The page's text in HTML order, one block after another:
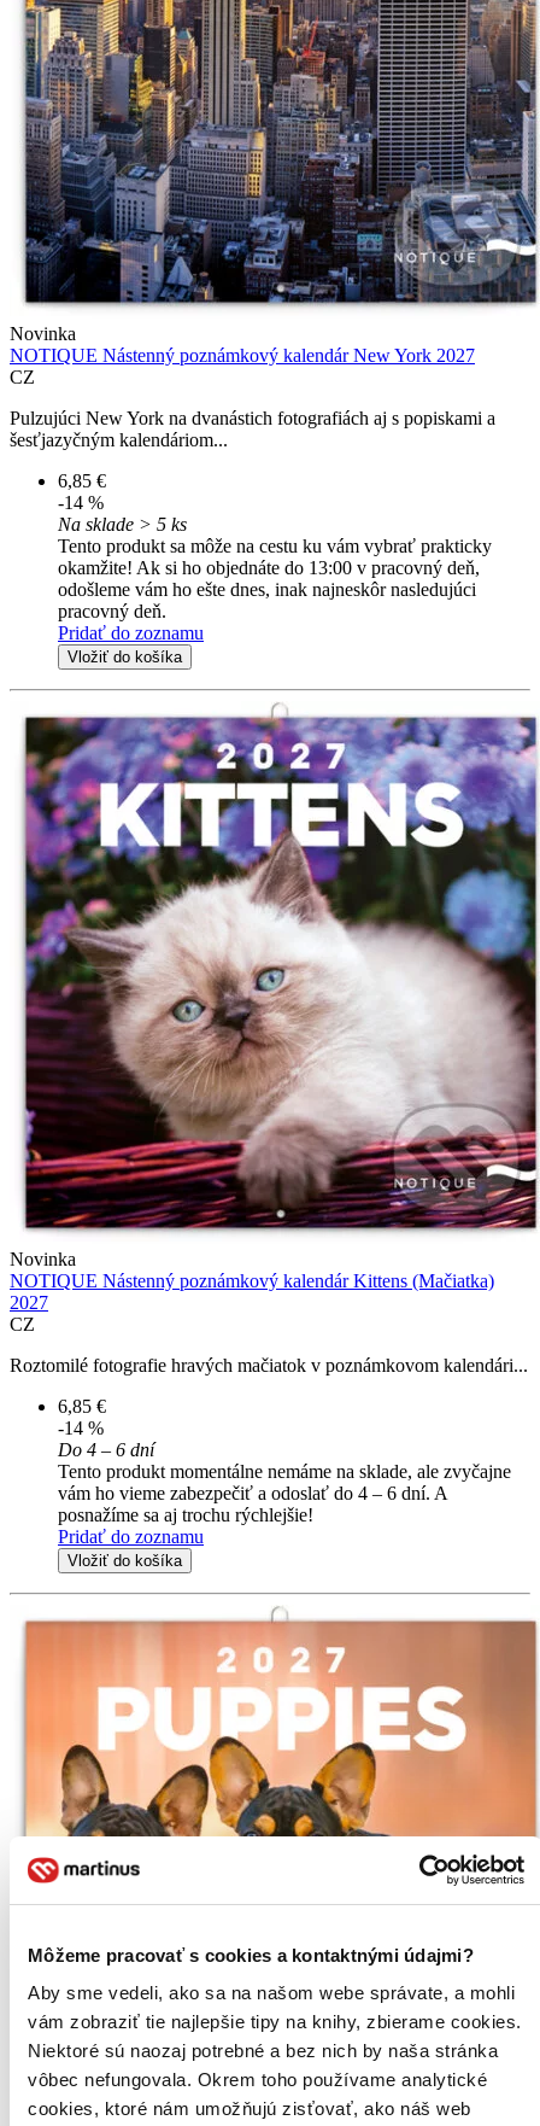
Môžeme pracovať s cookies a kontaktnými údajmi?
Aby sme vedeli, ako sa na našom webe správate, a mohli
vám zobraziť tie najlepšie tipy na knihy, zbierame cookies.
Niektoré sú naozaj potrebné a bez nich by naša stránka
vôbec nefungovala. Okrem toho používame analytické
cookies, ktoré nám umožňujú zisťovať, ako náš web
Novinka
NOTIQUE Nástenný poznámkový kalendár New York 2027
CZ
Pulzujúci New York na dvanástich fotografiách aj s popiskami a
šesťjazyčným kalendáriom...
6,85 €
-14 %
Na sklade > 5 ks
Tento produkt sa môže na cestu ku vám vybrať prakticky
okamžite! Ak si ho objednáte do 13:00 v pracovný deň,
odošleme vám ho ešte dnes, inak najneskôr nasledujúci
pracovný deň.
Pridať do zoznamu
Vložiť do košíka
Novinka
NOTIQUE Nástenný poznámkový kalendár Kittens (Mačiatka)
2027
CZ
Roztomilé fotografie hravých mačiatok v poznámkovom kalendári...
6,85 €
-14 %
Do 4 – 6 dní
Tento produkt momentálne nemáme na sklade, ale zvyčajne
vám ho vieme zabezpečiť a odoslať do 4 – 6 dní. A
posnažíme sa aj trochu rýchlejšie!
Pridať do zoznamu
Vložiť do košíka